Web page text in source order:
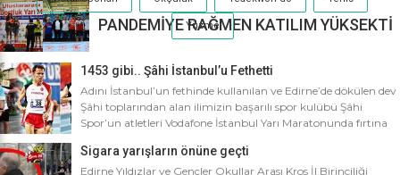
Yüzme
PANDEMİYE RAĞMEN KATILIM YÜKSEKTİ
1453 gibi.. Şâhi İstanbul’u Fethetti
Adını İstanbul’un fethinde kullanılan ve Edirne’de dökülen dev
Şâhi toplarından alan ilimizin başarılı spor kulübü Şâhi
Spor’un atletleri Vodafone İstanbul Yarı Maratonunda fırtına
Vodafone İstanbul Yarı Maratonu’na ilimizden Şâhi Spor 5
sporcusuyla katıldı. Vodafone İstanbul Yarı Maratonu 10 bin
Sigara yarışların önüne geçti
Edirne Yıldızlar ve Gençler Okullar Arası Kros İl Birinciliği